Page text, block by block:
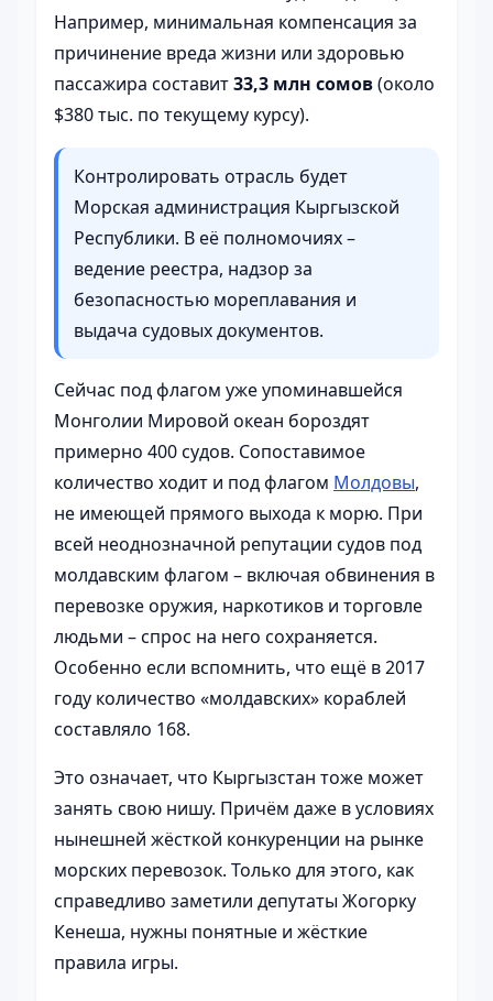
Например, минимальная компенсация за
причинение вреда жизни или здоровью
пассажира составит33,3 млн сомов(около
$380 тыс. по текущему курсу).
Контролировать отрасль будет
Морская администрация Кыргызской
Республики. В её полномочиях –
ведение реестра, надзор за
безопасностью мореплавания и
выдача судовых документов.
Сейчас под флагом уже упоминавшейся
Монголии Мировой океан бороздят
примерно 400 судов. Сопоставимое
количество ходит и под флагом Молдовы,
не имеющей прямого выхода к морю. При
всей неоднозначной репутации судов под
молдавским флагом – включая обвинения в
перевозке оружия, наркотиков и торговле
людьми – спрос на него сохраняется.
Особенно если вспомнить, что ещё в 2017
году количество «молдавских» кораблей
составляло 168.
Это означает, что Кыргызстан тоже может
занять свою нишу. Причём даже в условиях
нынешней жёсткой конкуренции на рынке
морских перевозок. Только для этого, как
справедливо заметили депутаты Жогорку
Кенеша, нужны понятные и жёсткие
правила игры.